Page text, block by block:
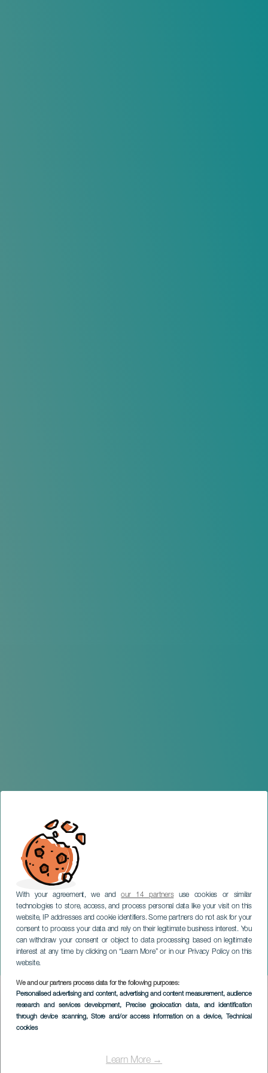
With your agreement, we andour 14 partnersuse cookies or similar
technologies to store, access, and process personal data like your visit on this
website, IP addresses and cookie identifiers. Some partners do not ask for your
consent to process your data and rely on their legitimate business interest. You
can withdraw your consent or object to data processing based on legitimate
interest at any time by clicking on “Learn More” or in our Privacy Policy on this
website.
We and our partners process data for the following purposes:
Personalised advertising and content, advertising and content measurement, audience
research and services development, Precise geolocation data, and identification
through device scanning, Store and/or access information on a device, Technical
cookies
Learn More →
Las playas vacías
GRAN CANARIA
Imagen
Listado